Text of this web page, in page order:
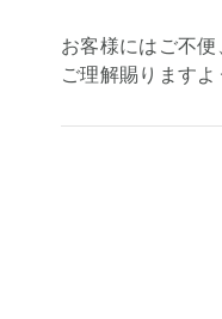
お客様にはご不
ご理解賜りますよ